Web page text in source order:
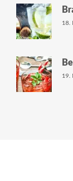
18.
19.